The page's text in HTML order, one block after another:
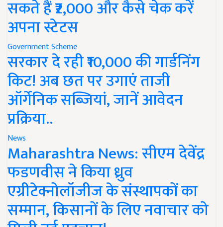
सकते हैं ₹2,000 और कैसे चेक करें
अपना स्टेटस
Government Scheme
सरकार दे रही ₹10,000 की गार्डनिंग
किट! अब छत पर उगाएं ताजी
ऑर्गेनिक सब्जियां, जानें आवेदन
प्रक्रिया..
News
Maharashtra News: सीएम देवेंद्र
फडणवीस ने किया ध्रुव
एग्रीटेक्नोलॉजीज के संस्थापकों का
सम्मान, किसानों के लिए नवाचार को